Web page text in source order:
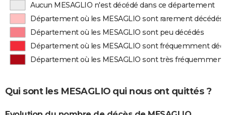
Aucun MESAGLIO n'est décédé dans ce département
Département où les MESAGLIO sont rarement décédés
Département où les MESAGLIO sont peu décédés
Département où les MESAGLIO sont fréquemment
Département où les MESAGLIO sont très fréquemment
Qui sont les MESAGLIO qui nous ont quittés ?